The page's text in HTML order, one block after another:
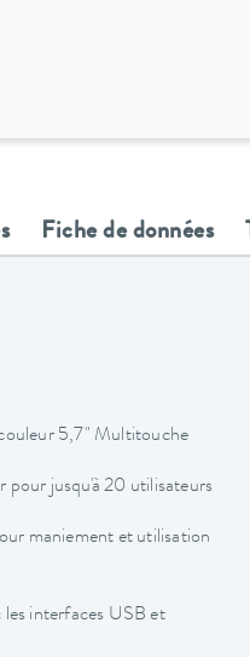
Fiche de données
5,7" Multitouche
jusqu'à 20 utilisateurs
maniement et utilisation
les interfaces USB et